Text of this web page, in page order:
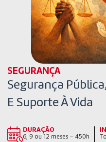
SEGURANÇA
Segurança
E Suporte À Vida
DURAÇÃO
6, 9 ou 12 meses – 450h